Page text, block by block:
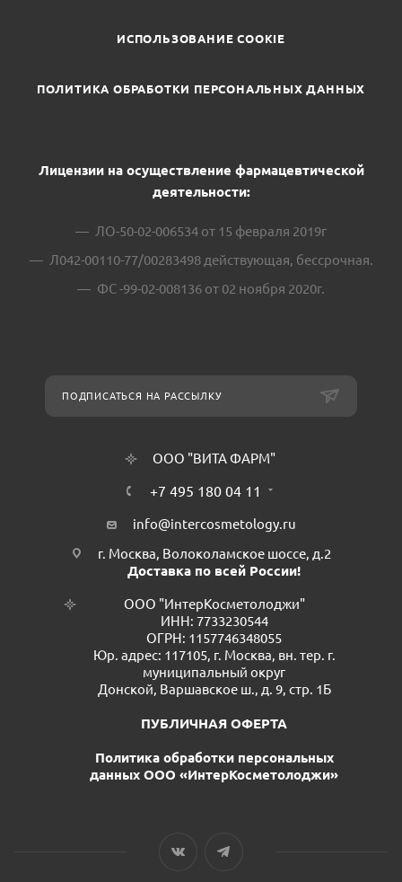
ИСПОЛЬЗОВАНИЕ COOKIE
ПОЛИТИКА ОБРАБОТКИ ПЕРСОНАЛЬНЫХ ДАННЫХ
Лицензии на осуществление фармацевтической
деятельности:
ЛО-50-02-006534 от 15 февраля 2019г
Л042-00110-77/00283498 действующая, бессрочная.
ФС -99-02-008136 от 02 ноября 2020г.
ПОДПИСАТЬСЯ НА РАССЫЛКУ
ООО "ВИТА ФАРМ"
+7 495 180 04 11
info@intercosmetology.ru
г. Москва, Волоколамское шоссе, д.2
Доставка по всей России!
ООО "ИнтерКосметолоджи"
ИНН: 7733230544
ОГРН: 1157746348055
Юр. адрес: 117105, г. Москва, вн. тер. г.
муниципальный округ
Донской, Варшавское ш., д. 9, стр. 1Б
ПУБЛИЧНАЯ ОФЕРТА
Политика обработки персональных
данных ООО «ИнтерКосметолоджи»